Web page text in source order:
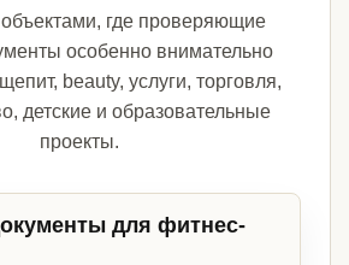
где проверяющие
особенно внимательно
beauty, услуги, торговля,
детские и образовательные
проекты.
для фитнес-